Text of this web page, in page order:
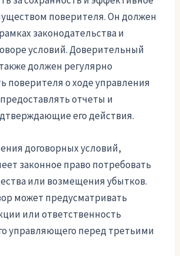
поверителя. Он должен
законодательства и
условий. Доверительный
должен регулярно
поверителя о ходе управления
отчеты и
его действия.
договорных условий,
законное право потребовать
или возмещения убытков.
может предусматривать
или ответственность
управляющего перед третьими